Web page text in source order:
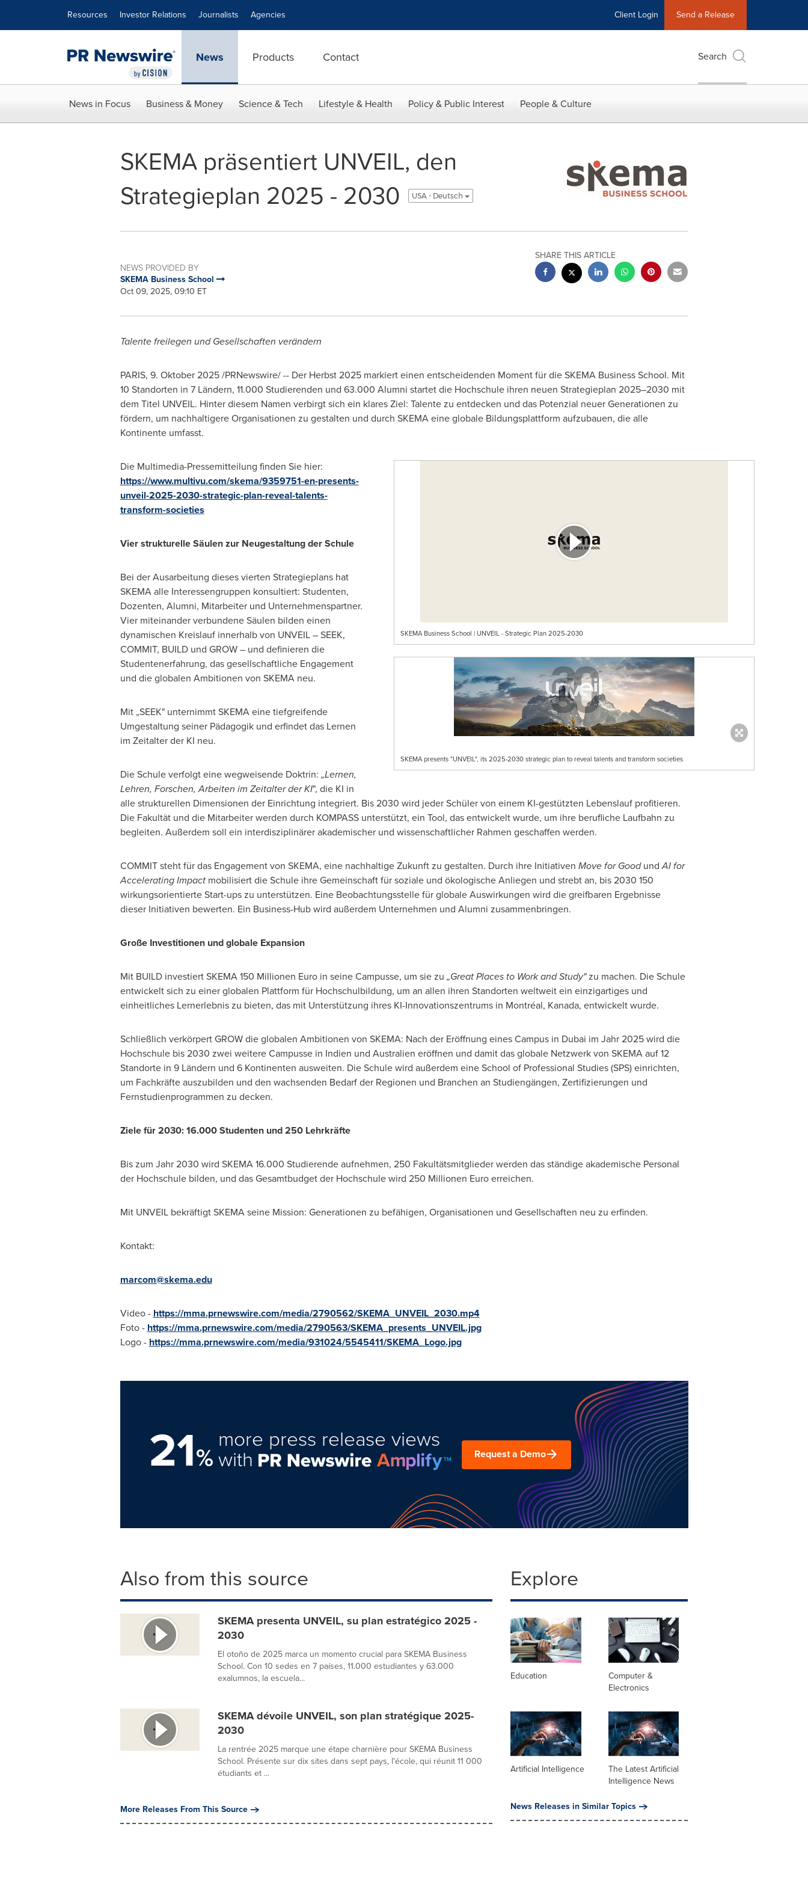
Resources Investor Relations Journalists Agencies Client Login Send a Release
News Products Contact Search
News in Focus Business & Money Science & Tech Lifestyle & Health Policy & Public Interest People & Culture
SKEMA präsentiert UNVEIL, den
Strategieplan 2025 - 2030
USA - Deutsch
NEWS PROVIDED BY
SKEMA Business School
Oct 09, 2025, 09:10 ET
SHARE THIS ARTICLE
Talente freilegen und Gesellschaften verändern
PARIS, 9. Oktober 2025/PRNewswire/ -- Der Herbst 2025 markiert einen entscheidenden Moment für die SKEMA Business School. Mit
10 Standorten in 7 Ländern, 11.000 Studierenden und 63.000 Alumni startet die Hochschule ihren neuen Strategieplan 2025–2030 mit
dem Titel UNVEIL. Hinter diesem Namen verbirgt sich ein klares Ziel: Talente zu entdecken und das Potenzial neuer Generationen zu
fördern, um nachhaltigere Organisationen zu gestalten und durch SKEMA eine globale Bildungsplattform aufzubauen, die alle
Kontinente umfasst.
SKEMA Business School | UNVEIL - Strategic Plan 2025-2030
SKEMA presents "UNVEIL", its 2025-2030 strategic plan to reveal talents and transform societies
Die Multimedia-Pressemitteilung finden Sie hier:
https://www.multivu.com/skema/9359751-en-presents-
unveil-2025-2030-strategic-plan-reveal-talents-
transform-societies
Vier strukturelle Säulen zur Neugestaltung der Schule
Bei der Ausarbeitung dieses vierten Strategieplans hat
SKEMA alle Interessengruppen konsultiert: Studenten,
Dozenten, Alumni, Mitarbeiter und Unternehmenspartner.
Vier miteinander verbundene Säulen bilden einen
dynamischen Kreislauf innerhalb von UNVEIL – SEEK,
COMMIT, BUILD und GROW – und definieren die
Studentenerfahrung, das gesellschaftliche Engagement
und die globalen Ambitionen von SKEMA neu.
Mit „SEEK" unternimmt SKEMA eine tiefgreifende
Umgestaltung seiner Pädagogik und erfindet das Lernen
im Zeitalter der KI neu.
Die Schule verfolgt eine wegweisende Doktrin: „Lernen,
Lehren, Forschen, Arbeiten im Zeitalter der KI", die KI in
alle strukturellen Dimensionen der Einrichtung integriert. Bis 2030 wird jeder Schüler von einem KI-gestützten Lebenslauf profitieren.
Die Fakultät und die Mitarbeiter werden durch KOMPASS unterstützt, ein Tool, das entwickelt wurde, um ihre berufliche Laufbahn zu
begleiten. Außerdem soll ein interdisziplinärer akademischer und wissenschaftlicher Rahmen geschaffen werden.
COMMIT steht für das Engagement von SKEMA, eine nachhaltige Zukunft zu gestalten. Durch ihre Initiativen Move for GoodundAI for
Accelerating Impactmobilisiert die Schule ihre Gemeinschaft für soziale und ökologische Anliegen und strebt an, bis 2030 150
wirkungsorientierte Start-ups zu unterstützen. Eine Beobachtungsstelle für globale Auswirkungen wird die greifbaren Ergebnisse
dieser Initiativen bewerten. Ein Business-Hub wird außerdem Unternehmen und Alumni zusammenbringen.
Große Investitionen und globale Expansion
Mit BUILD investiert SKEMA 150 Millionen Euro in seine Campusse, um sie zu „Great Places to Work and Study"zu machen. Die Schule
entwickelt sich zu einer globalen Plattform für Hochschulbildung, um an allen ihren Standorten weltweit ein einzigartiges und
einheitliches Lernerlebnis zu bieten, das mit Unterstützung ihres KI-Innovationszentrums in Montréal, Kanada, entwickelt wurde.
Schließlich verkörpert GROW die globalen Ambitionen von SKEMA: Nach der Eröffnung eines Campus in Dubai im Jahr 2025 wird die
Hochschule bis 2030 zwei weitere Campusse in Indien und Australien eröffnen und damit das globale Netzwerk von SKEMA auf 12
Standorte in 9 Ländern und 6 Kontinenten ausweiten. Die Schule wird außerdem eine School of Professional Studies (SPS) einrichten,
um Fachkräfte auszubilden und den wachsenden Bedarf der Regionen und Branchen an Studiengängen, Zertifizierungen und
Fernstudienprogrammen zu decken.
Ziele für 2030: 16.000 Studenten und 250 Lehrkräfte
Bis zum Jahr 2030 wird SKEMA 16.000 Studierende aufnehmen, 250 Fakultätsmitglieder werden das ständige akademische Personal
der Hochschule bilden, und das Gesamtbudget der Hochschule wird 250 Millionen Euro erreichen.
Mit UNVEIL bekräftigt SKEMA seine Mission: Generationen zu befähigen, Organisationen und Gesellschaften neu zu erfinden.
Kontakt:
marcom@skema.edu
Video - https://mma.prnewswire.com/media/2790562/SKEMA_UNVEIL_2030.mp4
Foto - https://mma.prnewswire.com/media/2790563/SKEMA_presents_UNVEIL.jpg
Logo - https://mma.prnewswire.com/media/931024/5545411/SKEMA_Logo.jpg
21%
more press release views
with Request a Demo
Also from this source
SKEMA presenta UNVEIL, su plan estratégico 2025 -
2030
El otoño de 2025 marca un momento crucial para SKEMA Business
School. Con 10 sedes en 7 países, 11.000 estudiantes y 63.000
exalumnos, la escuela...
SKEMA dévoile UNVEIL, son plan stratégique 2025-
2030
La rentrée 2025 marque une étape charnière pour SKEMA Business
School. Présente sur dix sites dans sept pays, l'école, qui réunit 11 000
étudiants et ...
More Releases From This Source
Explore
Education
Computer &
Electronics
Artificial Intelligence
The Latest Artificial
Intelligence News
News Releases in Similar Topics